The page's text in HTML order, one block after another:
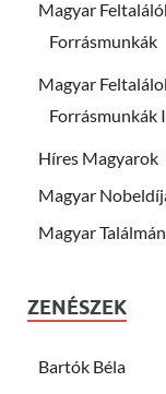
Magyar
Forrásmunkák
Magyar
Forrásmunkák
Híres Magyarok
Magyar
Magyar
ZENÉSZEK
Bartók Béla